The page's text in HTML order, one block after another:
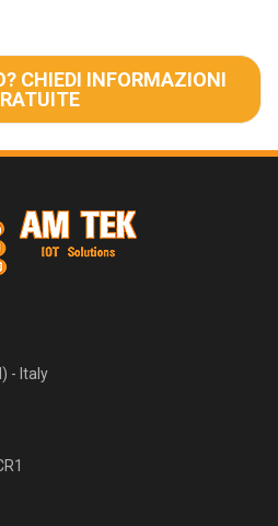
CHIEDI INFORMAZIONI
- Italy